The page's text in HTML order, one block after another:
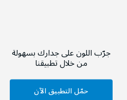
جرّب اللون على جدارك بسهولة
من خلال تطبيقنا
حمّل التطبيق الآن